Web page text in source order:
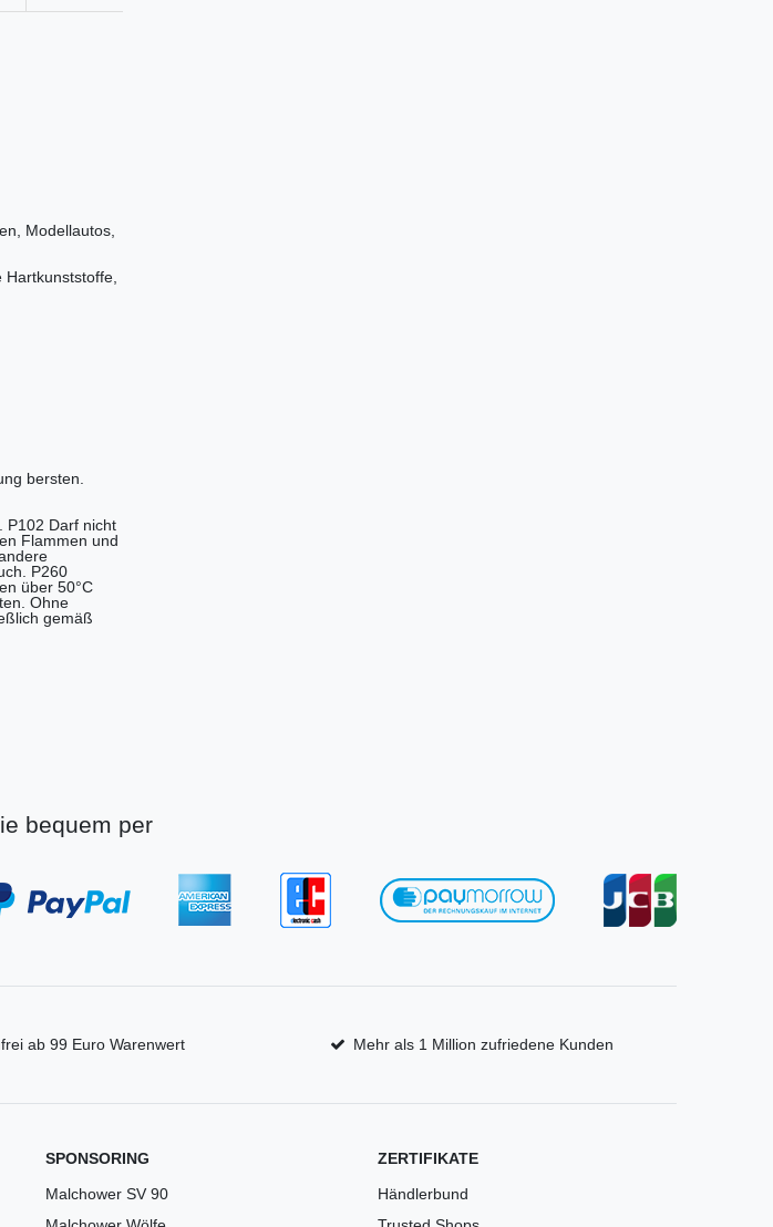
Modellautos,
Hartkunststoffe,
bersten.
P102 Darf nicht
Flammen und
P260
über 50°C
Ohne
gemäß
bequem per
ab 99 Euro Warenwert Mehr als 1 Million zufriedene Kunden
SPONSORING
Malchower SV 90
ZERTIFIKATE
Händlerbund